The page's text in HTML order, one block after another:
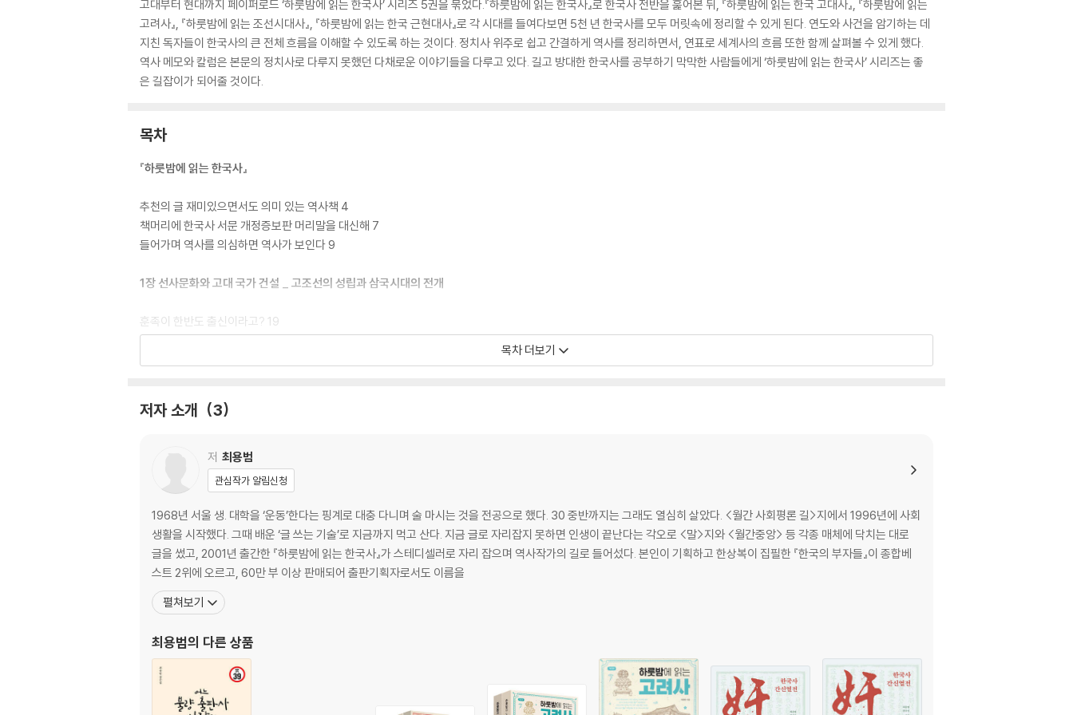
고대부터 현대까지 페이퍼로드 ‘하룻밤에 읽는 한국사’ 시리즈 5권을 묶었다.『하룻밤에 읽는 한국사』로 한국사 전반을 훑어본 뒤, 『하룻밤에 읽는 한국 고대사』, 『하룻밤에 읽는
고려사』, 『하룻밤에 읽는 조선시대사』, 『하룻밤에 읽는 한국 근현대사』로 각 시대를 들여다보면 5천 년 한국사를 모두 머릿속에 정리할 수 있게 된다. 연도와 사건을 암기하는 데
지친 독자들이 한국사의 큰 전체 흐름을 이해할 수 있도록 하는 것이다. 정치사 위주로 쉽고 간결하게 역사를 정리하면서, 연표로 세계사의 흐름 또한 함께 살펴볼 수 있게 했다.
역사 메모와 칼럼은 본문의 정치사로 다루지 못했던 다채로운 이야기들을 다루고 있다. 길고 방대한 한국사를 공부하기 막막한 사람들에게 ‘하룻밤에 읽는 한국사’ 시리즈는 좋
은 길잡이가 되어줄 것이다.
목차
『하룻밤에 읽는 한국사』
추천의 글 재미있으면서도 의미 있는 역사책 4
책머리에 한국사 서문 개정증보판 머리말을 대신해 7
들어가며 역사를 의심하면 역사가 보인다 9
1장 선사문화와 고대 국가 건설 _ 고조선의 성립과 삼국시대의 전개
훈족이 한반도 출신이라고? 19
그 많은 고인돌이 말해주는 것 22
경제는 일류, 정치는 삼류였던 가야 40
한반도 역사를 바꾼 평양 천도 47
고대사 최대의 수출국 백제 51
고구려 삼국통일의 기회를 망친 운명적 수도이전 54
법흥왕대의 친위쿠데타, 이차돈 순교 58
왜 신라에만 여왕이 있었을까? 63
동북아시아 두 강국의 결전, 고구려-수나라 전쟁 66
의자왕의 향락 때문에 백제가 망했다? 70
연개소문 일가의 빛과 그림자 73
신라가 최후의 승자로 남은 이유 77
2장 통일신라와 발해 _ 삼국통일을 거쳐 남북국시대로
대조영, 고구려 계승을 선언하다 85
목차 더보기
저자 소개 3
저 최용범
관심작가 알림신청
1968년 서울 생. 대학을 ‘운동’한다는 핑계로 대충 다니며 술 마시는 것을 전공으로 했다. 30 중반까지는 그래도 열심히 살았다. <월간 사회평론 길>지에서 1996년에 사회
생활을 시작했다. 그때 배운 ‘글 쓰는 기술’로 지금까지 먹고 산다. 지금 글로 자리잡지 못하면 인생이 끝난다는 각오로 <말>지와 <월간중앙> 등 각종 매체에 닥치는 대로
글을 썼고, 2001년 출간한 『하룻밤에 읽는 한국사』가 스테디셀러로 자리 잡으며 역사작가의 길로 들어섰다. 본인이 기획하고 한상복이 집필한 『한국의 부자들』이 종합베
스트 2위에 오르고, 60만 부 이상 판매되어 출판기획자로서도 이름을
펼쳐보기
최용범의 다른 상품